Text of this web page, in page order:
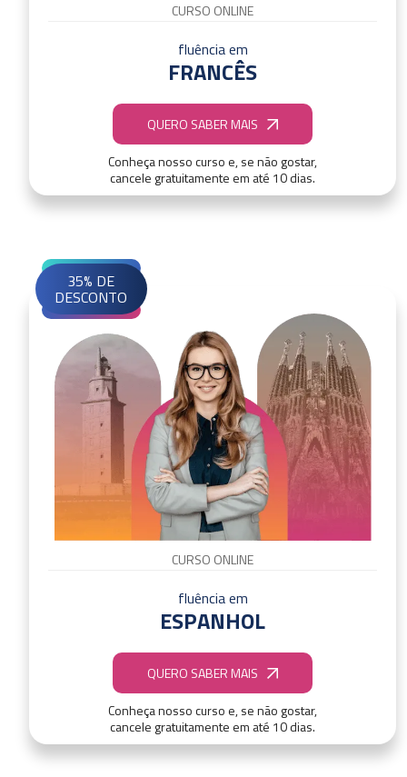
CURSO ONLINE
fluência em
FRANCÊS
QUERO SABER MAIS
Conheça nosso curso e, se não gostar,
cancele gratuitamente em até 10 dias.
CURSO ONLINE
fluência em
ESPANHOL
QUERO SABER MAIS
Conheça nosso curso e, se não gostar,
cancele gratuitamente em até 10 dias.
35% DE
DESCONTO